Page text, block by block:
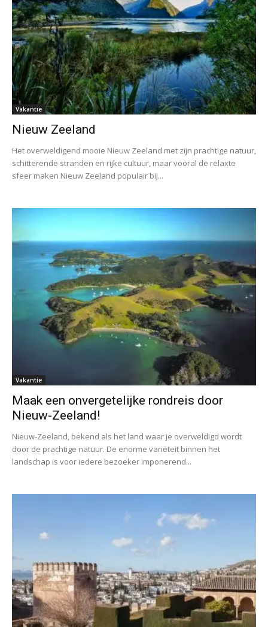
Vakantie
Nieuw Zeeland
Het overweldigend mooie Nieuw Zeeland met zijn prachtige natuur,
schitterende stranden en rijke cultuur, maar vooral de relaxte
sfeer maken Nieuw Zeeland populair bij...
Vakantie
Maak een onvergetelijke rondreis door
Nieuw-Zeeland!
Nieuw-Zeeland, bekend als het land waar je overweldigd wordt
door de prachtige natuur. De enorme variëteit binnen het
landschap is voor iedere bezoeker imponerend...